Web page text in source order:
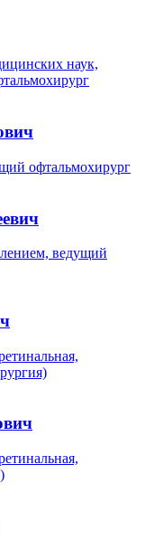
наук,
офтальмохирург
ведущий